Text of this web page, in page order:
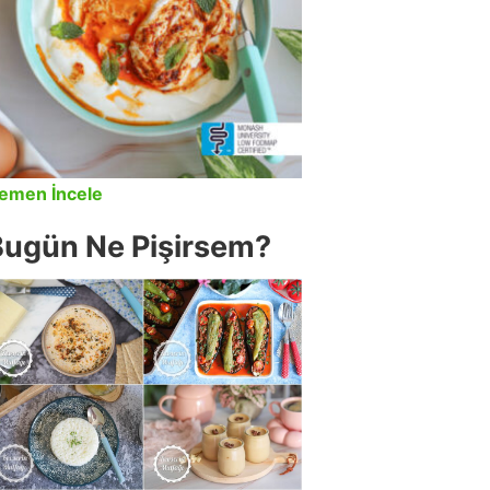
İncele
Ne Pişirsem?